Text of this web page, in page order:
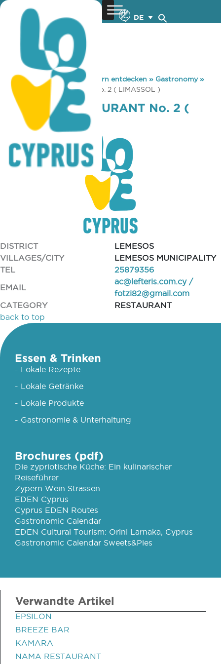
DE
You are here: Home »Zypern entdecken » Gastronomy»
LEFTERIS RESTAURANT No. 2 ( LIMASSOL )
LEFTERIS RESTAURANT No. 2 (
LIMASSOL )
DISTRICT
LEMESOS
VILLAGES/CITY
LEMESOS MUNICIPALITY
TEL
25879356
EMAIL
ac@lefteris.com.cy/
fotzi82@gmail.com
CATEGORY
RESTAURANT
back to top
Essen & Trinken
- Lokale Rezepte
- Lokale Getränke
- Lokale Produkte
- Gastronomie & Unterhaltung
Brochures (pdf)
Die zypriotische Küche: Ein kulinarischer
Reiseführer
Zypern Wein Strassen
EDEN Cyprus
Cyprus EDEN Routes
Gastronomic Calendar
EDEN Cultural Tourism: Orini Larnaka, Cyprus
Gastronomic Calendar Sweets&Pies
Verwandte Artikel
EPSILON
BREEZE BAR
KAMARA
NAMA RESTAURANT